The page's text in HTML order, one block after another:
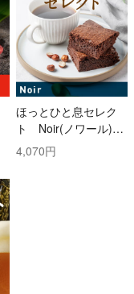
ほっとひと息セレク
ト Noir(ノワール)コ
ース
4,070円